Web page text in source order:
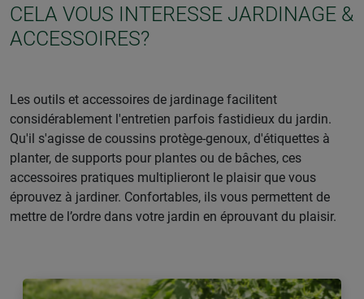
CELA VOUS INTERESSE JARDINAGE &
ACCESSOIRES?
Les outils et accessoires de jardinage facilitent
considérablement l'entretien parfois fastidieux du jardin.
Qu'il s'agisse de coussins protège-genoux, d'étiquettes à
planter, de supports pour plantes ou de bâches, ces
accessoires pratiques multiplieront le plaisir que vous
éprouvez à jardiner. Confortables, ils vous permettent de
mettre de l’ordre dans votre jardin en éprouvant du plaisir.